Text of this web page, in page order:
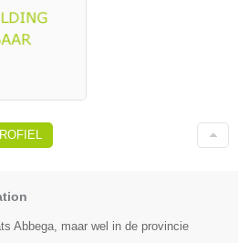
Abbega, maar wel in de provincie